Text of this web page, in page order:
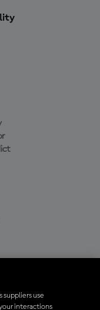
suppliers use
interactions